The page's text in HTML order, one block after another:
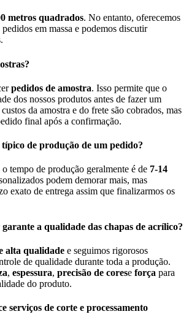
metros quadrados. No entanto, oferecemos
em massa e podemos discutir
pedidos de amostra. Isso permite que o
dos nossos produtos antes de fazer um
da amostra e do frete são cobrados, mas
final após a confirmação.
de produção de um pedido?
tempo de produção geralmente é de 7-14
podem demorar mais, mas
exato de entrega assim que finalizarmos os
a qualidade das chapas de acrílico?
alta qualidade e seguimos rigorosos
de qualidade durante toda a produção.
, espessura, precisão de corese força para
do produto.
serviços de corte e processamento